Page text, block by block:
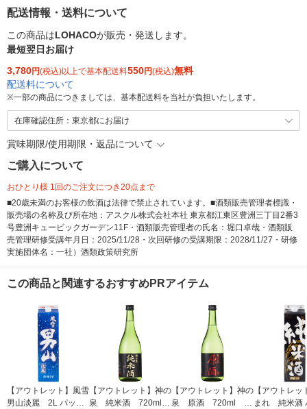
配送情報・送料について
この商品はLOHACOが販売・発送します。
最短翌日お届け
3,780円(税込)以上で基本配送料550円(税込)無料
配送料について
※一部の商品につきましては、基本配送料を当社が負担いたします。
在庫確認住所：東京都にお届け
賞味期限/使用期限・返品について
ご購入について
おひとり様 1回のご注文につき20点まで
■20歳未満のお客様の飲酒は法律で禁止されています。■酒類販売管理者標識・
販売場の名称及び所在地：アスクル株式会社本社 東京都江東区豊洲三丁目2番3
号豊洲キュービックガーデン11F・酒類販売管理者の氏名：堀口卓哉・酒類販
売管理研修受講年月日：2025/11/28・次回研修の受講期限：2028/11/27・研修
実施団体名：一社）酒類政策研究所
この商品と関連するおすすめPRアイテム
【アウトレット】風雪
男山淡麗 2L パック
【アウトレット】神の
泉 純米酒 720ml 1
【アウトレット】神の
泉 原酒 720ml 1
【アウトレッ
まれ 純米酒